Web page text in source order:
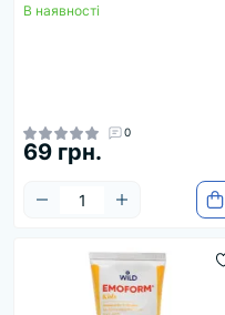
В наявності
0
69 грн.